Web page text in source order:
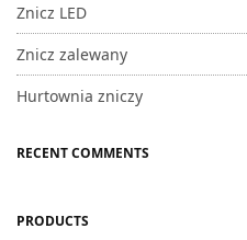
Znicz LED
Znicz zalewany
Hurtownia zniczy
RECENT COMMENTS
PRODUCTS